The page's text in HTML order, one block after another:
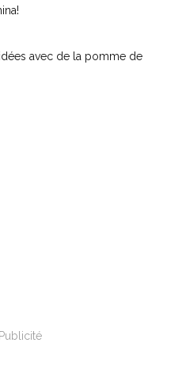
avec de la pomme de
Publicité